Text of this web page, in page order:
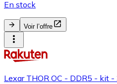
En stock
Voir l’offre
Lexar THOR OC - DDR5 - kit